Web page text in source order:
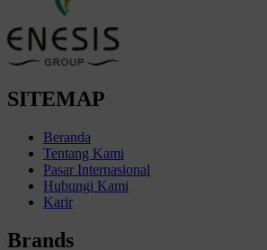
SITEMAP
Beranda
Tentang Kami
Pasar Internasional
Hubungi Kami
Karir
Brands